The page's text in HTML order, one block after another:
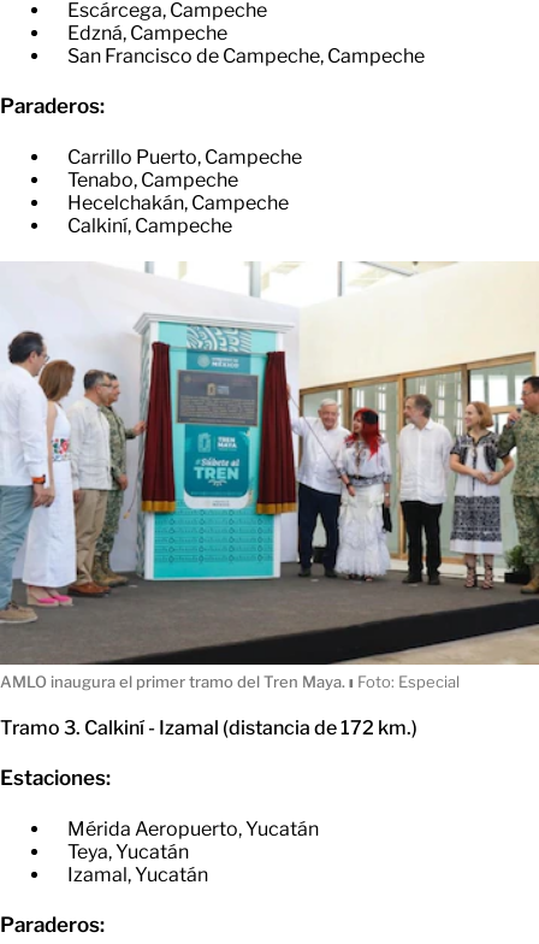
Escárcega, Campeche
​Edzná, Campeche
​San Francisco de Campeche, Campeche
Paraderos:
Carrillo Puerto, Campeche
​Tenabo, Campeche
​Hecelchakán, Campeche
​Calkiní, Campeche
AMLO inaugura el primer tramo del Tren Maya. ı Foto: Especial
Tramo 3. Calkiní - Izamal (distancia de 172 km.)
Estaciones:
Mérida Aeropuerto, Yucatán
​Teya, Yucatán
​Izamal, Yucatán
Paraderos: